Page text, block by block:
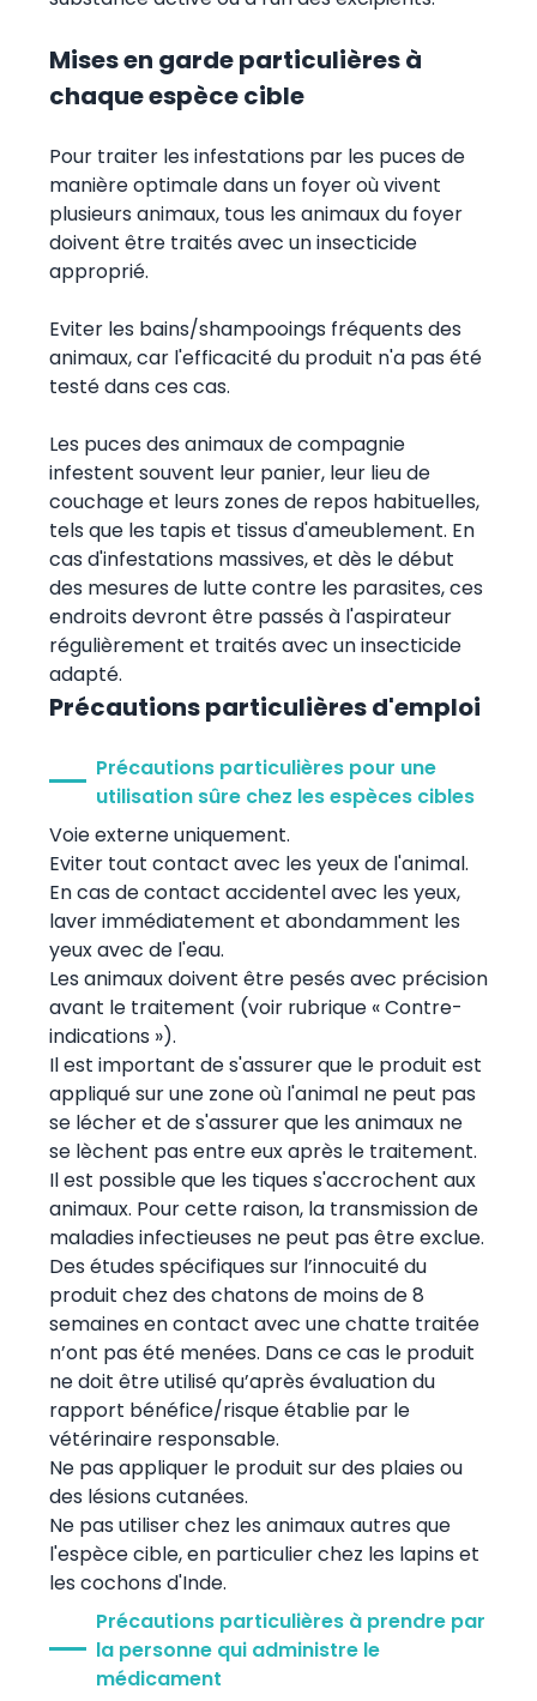
Mises en garde particulières à
chaque espèce cible
Pour traiter les infestations par les puces de
manière optimale dans un foyer où vivent
plusieurs animaux, tous les animaux du foyer
doivent être traités avec un insecticide
approprié.
Eviter les bains/shampooings fréquents des
animaux, car l'efficacité du produit n'a pas été
testé dans ces cas.
Les puces des animaux de compagnie
infestent souvent leur panier, leur lieu de
couchage et leurs zones de repos habituelles,
tels que les tapis et tissus d'ameublement. En
cas d'infestations massives, et dès le début
des mesures de lutte contre les parasites, ces
endroits devront être passés à l'aspirateur
régulièrement et traités avec un insecticide
adapté.
Précautions particulières d'emploi
Précautions particulières pour une
utilisation sûre chez les espèces cibles
Voie externe uniquement.
Eviter tout contact avec les yeux de l'animal.
En cas de contact accidentel avec les yeux,
laver immédiatement et abondamment les
yeux avec de l'eau.
Les animaux doivent être pesés avec précision
avant le traitement (voir rubrique « Contre-
indications »).
Il est important de s'assurer que le produit est
appliqué sur une zone où l'animal ne peut pas
se lécher et de s'assurer que les animaux ne
se lèchent pas entre eux après le traitement.
Il est possible que les tiques s'accrochent aux
animaux. Pour cette raison, la transmission de
maladies infectieuses ne peut pas être exclue.
Des études spécifiques sur l’innocuité du
produit chez des chatons de moins de 8
semaines en contact avec une chatte traitée
n’ont pas été menées. Dans ce cas le produit
ne doit être utilisé qu’après évaluation du
rapport bénéfice/risque établie par le
vétérinaire responsable.
Ne pas appliquer le produit sur des plaies ou
des lésions cutanées.
Ne pas utiliser chez les animaux autres que
l'espèce cible, en particulier chez les lapins et
les cochons d'Inde.
Précautions particulières à prendre par
la personne qui administre le
médicament